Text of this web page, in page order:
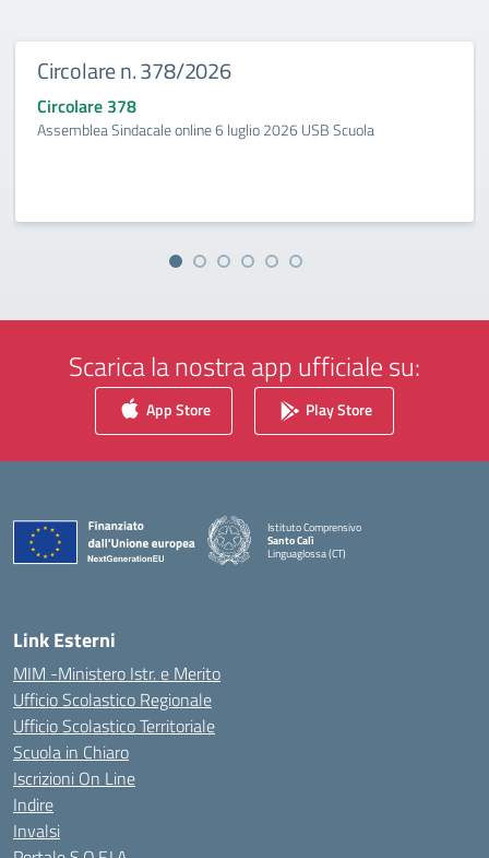
Circolare n. 378/2026
Circolare 378
Assemblea Sindacale online 6 luglio 2026 USB Scuola
Scarica la nostra app ufficiale su:
App Store Play Store
Istituto Comprensivo
Santo Calì
Linguaglossa (CT)
— Visita la pagina iniziale della scuola
Link Esterni
MIM -Ministero Istr. e Merito
Ufficio Scolastico Regionale
Ufficio Scolastico Territoriale
Scuola in Chiaro
Iscrizioni On Line
Indire
Invalsi